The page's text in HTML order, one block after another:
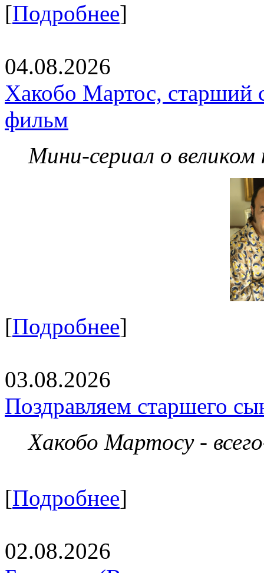
[Подробнее]
04.08.2026
Хакобо Мартос, старший
фильм
Мини-сериал о великом
[Подробнее]
03.08.2026
Поздравляем старшего
Хакобо Мартосу -
[Подробнее]
02.08.2026